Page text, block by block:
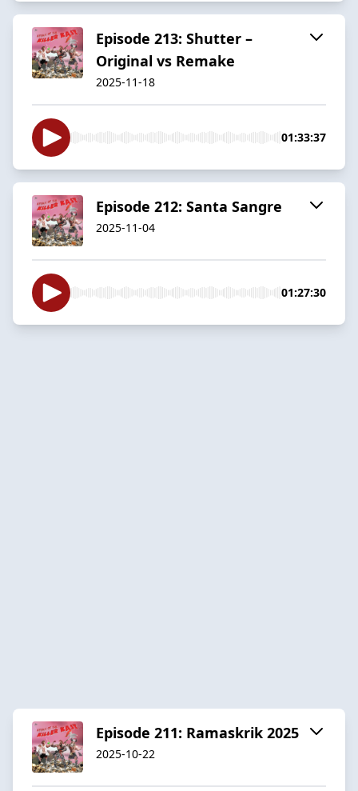
Episode 213: Shutter –
Original vs Remake
2025-11-18
01:33:37
Episode 212: Santa Sangre
2025-11-04
01:27:30
Episode 211: Ramaskrik 2025
2025-10-22